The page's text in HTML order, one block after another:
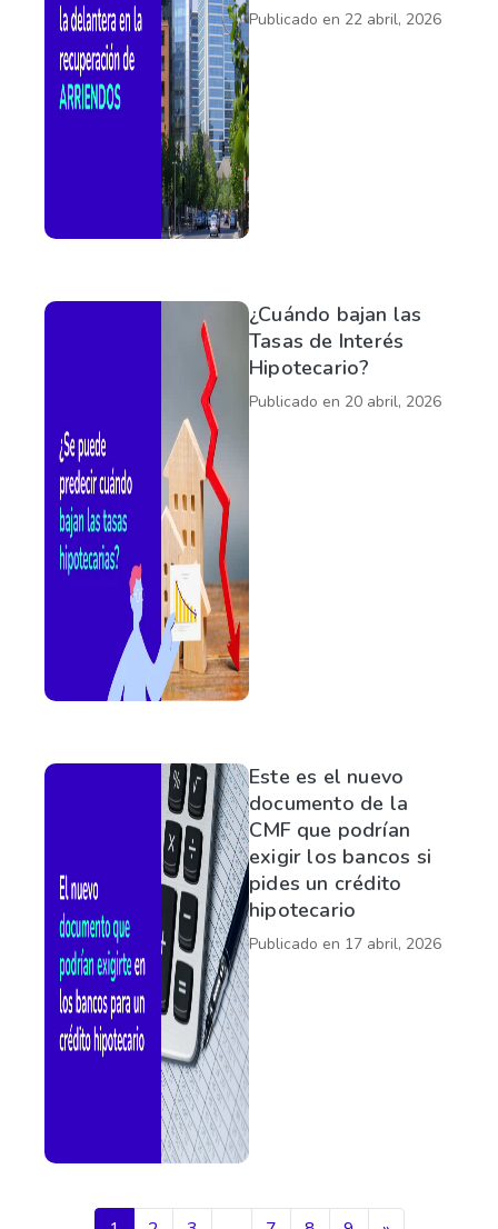
Publicado en 22 abril, 2026
¿Cuándo bajan las
Tasas de Interés
Hipotecario?
Publicado en 20 abril, 2026
Este es el nuevo
documento de la
CMF que podrían
exigir los bancos si
pides un crédito
hipotecario
Publicado en 17 abril, 2026